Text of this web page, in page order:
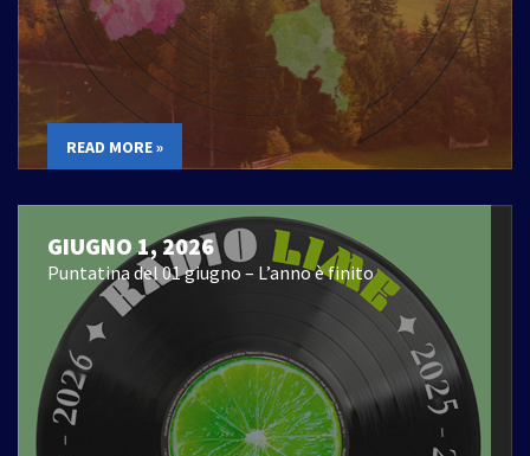
READ MORE »
GIUGNO 1, 2026
Puntatina del 01 giugno – L’anno è finito